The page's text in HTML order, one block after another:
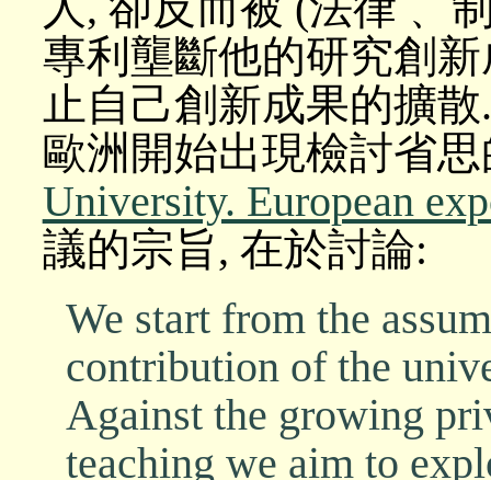
專利壟斷他的研究創
止自己創新成果的擴
歐洲開始出現檢討省
University. European
議的宗旨, 在於討論:
We start from the
contribution of the
Against the growing
teaching we aim to